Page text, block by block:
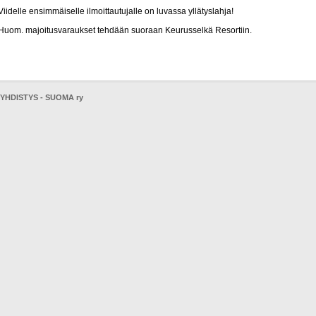
ensimmäiselle ilmoittautujalle on luvassa yllätyslahja!
Huom. majoitusvaraukset tehdään suoraan Keurusselkä Resortiin.
- SUOMA ry